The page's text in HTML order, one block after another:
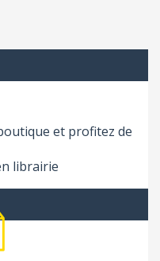
et profitez de
librairie